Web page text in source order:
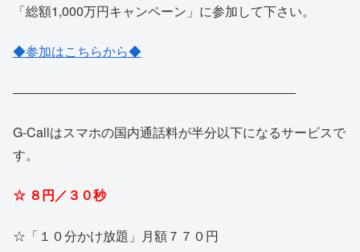
「総額1,000万円キャンペーン」に参加して下さい。
◆参加はこちらから◆
――――――――――――――――――――――
G-Callはスマホの国内通話料が半分以下になるサービスで
す。
☆ ８円／３０秒
☆「１０分かけ放題」月額７７０円